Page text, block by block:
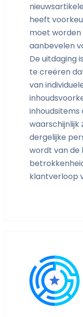
heeft
moet worden
aanbevelen
De uitdaging
te creëren
van
inhoudsitems
waarschijnlijk
dergelijke
wordt van de
klantverloop